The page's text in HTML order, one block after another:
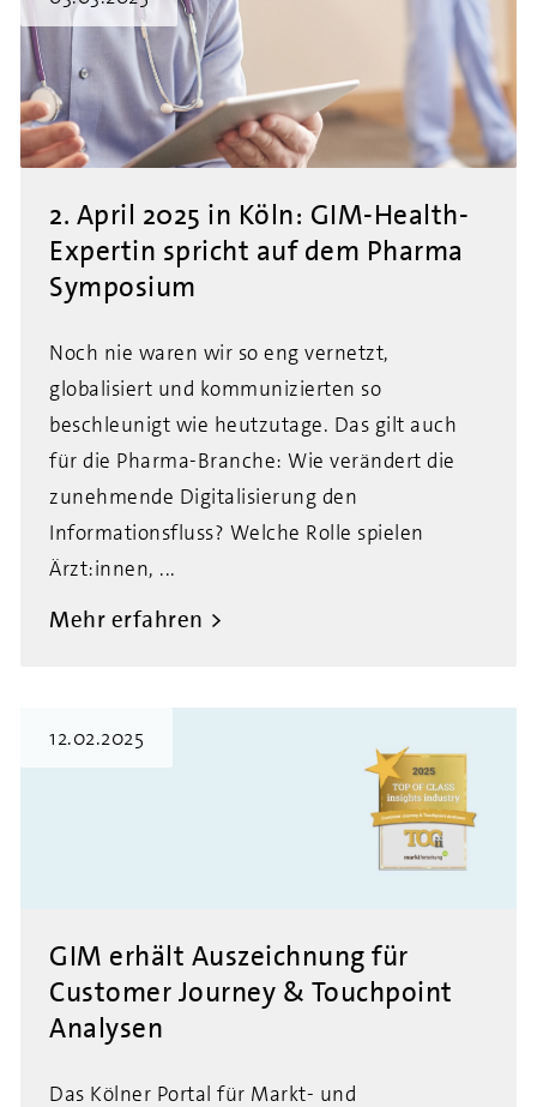
2. April 2025 in Köln: GIM-Health-
Expertin spricht auf dem Pharma
Symposium
Noch nie waren wir so eng vernetzt,
globalisiert und kommunizierten so
beschleunigt wie heutzutage. Das gilt auch
für die Pharma-Branche: Wie verändert die
zunehmende Digitalisierung den
Informationsfluss? Welche Rolle spielen
Ärzt:innen, ...
Mehr erfahren
12.02.2025
GIM erhält Auszeichnung für
Customer Journey & Touchpoint
Analysen
Das Kölner Portal für Markt- und